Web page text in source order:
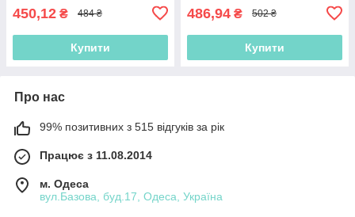
450,12 ₴ 484 ₴
Купити
486,94 ₴ 502 ₴
Купити
Про нас
99% позитивних з 515 відгуків за рік
Працює з 11.08.2014
м. Одеса
вул.Базова, буд.17, Одеса, Україна